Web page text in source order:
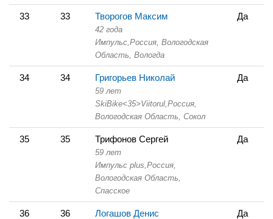
33 33 Творогов Максим
42 года
Импульс, Россия, Вологодская
Область, Вологда
Да
34 34 Григорьев Николай
59 лет
SkiBike<35>Viitorul, Россия,
Вологодская Область, Сокол
Да
35 35 Трифонов Сергей
59 лет
Импульс plus, Россия,
Вологодская Область,
Спасское
Да
36 36 Логашов Денис Да